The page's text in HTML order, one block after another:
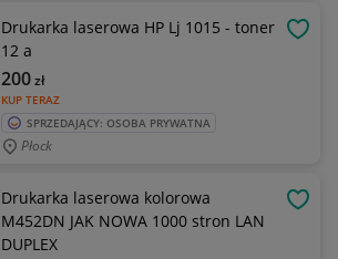
Drukarka laserowa HP Lj 1015 - toner
12 a
KUP TERAZ
200zł
SPRZEDAJĄCY: OSOBA PRYWATNA
Płock
Drukarka laserowa kolorowa
M452DN JAK NOWA 1000 stron LAN
DUPLEX